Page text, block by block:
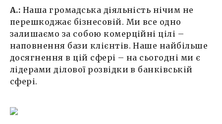
А.: Наша громадська діяльність нічим не
перешкоджає бізнесовій. Ми все одно
залишаємо за собою комерційні цілі –
наповнення бази клієнтів. Наше найбільше
досягнення в цій сфері – на сьогодні ми є
лідерами ділової розвідки в банківській
сфері.